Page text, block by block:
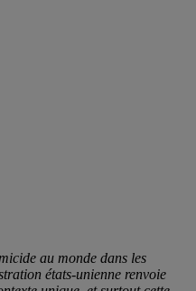
au monde dans les
états-unienne renvoie